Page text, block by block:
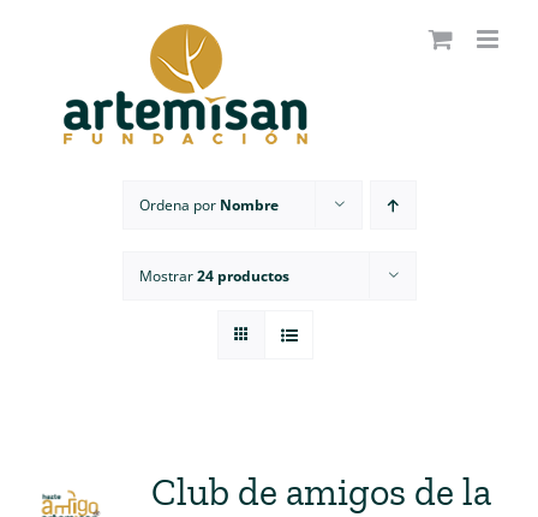
Ordena por Nombre
Mostrar24 productos
Club de amigos de la